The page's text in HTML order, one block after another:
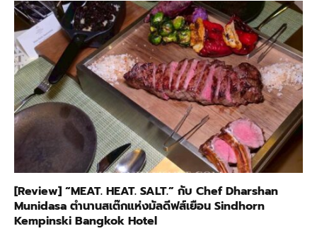
[Review] “MEAT. HEAT. SALT.” กับ Chef Dharshan
Munidasa ตำนานสเต๊กแห่งมัลดีฟส์เยือน Sindhorn
Kempinski Bangkok Hotel